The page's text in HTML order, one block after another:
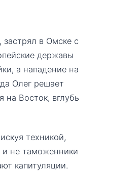
в Омске с
державы
а нападение на
Олег решает
на Восток, вглубь
техникой,
не таможенники
капитуляции.